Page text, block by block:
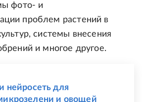
фото- и
проблем растений в
системы внесения
и многое другое.
нейросеть для
и овощей